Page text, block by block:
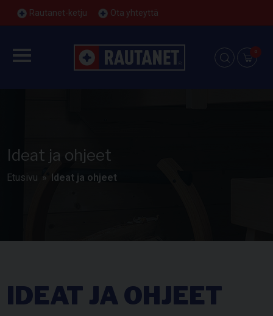
Rautanet-ketju Ota yhteyttä
0
Ideat ja ohjeet
Etusivu Ideat ja ohjeet
IDEAT JA OHJEET